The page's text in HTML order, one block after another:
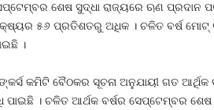
ଶେଷ ସୁଦ୍ଧା ରାଜ୍ୟରେ ଋଣ ପ୍ରଦାନ
୫୬ ପ୍ରତିଶତରୁ ଅଧିକ । ଚଳିତ ବର୍ଷ
।
କମିଟି ବୈଠକର ସୂଚନା ଅନୁଯାୟୀ ଗତ ଆର୍ଥିକ
। ଚଳିତ ଆର୍ଥକ ବର୍ଷର ସେପ୍ଟେମ୍ବର